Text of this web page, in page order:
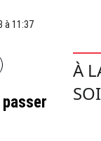
à 11:37
À